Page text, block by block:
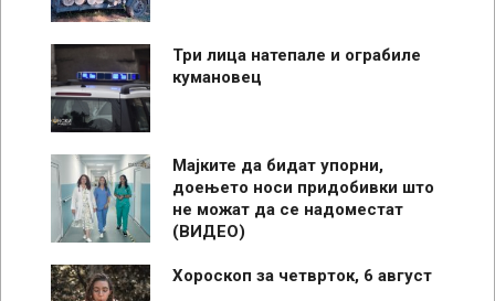
Три лица натепале и ограбиле
кумановец
Мајките да бидат упорни,
доењето носи придобивки што
не можат да се надоместат
(ВИДЕО)
Хороскоп за четврток, 6 август